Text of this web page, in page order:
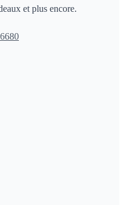
et plus encore.